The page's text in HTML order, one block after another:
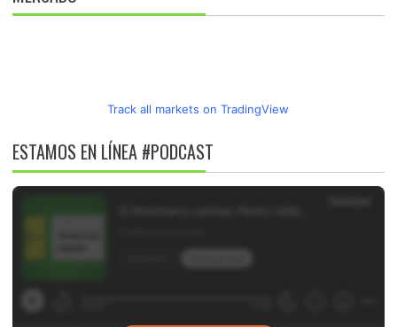
Track all markets on TradingView
ESTAMOS EN LÍNEA #PODCAST